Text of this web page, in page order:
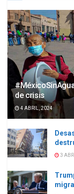
de crisis
4 ABRIL, 2024
3